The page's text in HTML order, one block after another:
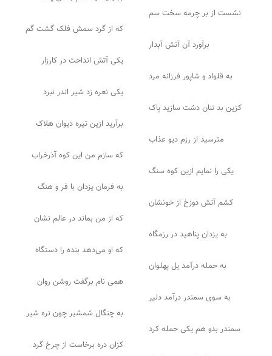
نشست از بر چرمه سخت سم
که از گرد سمش فلک گشت گم
برآورد آن آتش آبدار
یکی آتش انداخت در کارزار
به قلواد و شاپور فرزانه مرد
یکی نعره زد شیر اندر نبرد
کزین بد تنان دشت سازید پاک
برآرید ازین تیره دیوان هلاک
مترسید از رزم دیو عذاب
که سازم من این کوه آذرخراب
یکی را نمایم ازین کوه سنگ
به فرمان یزدان با فر و هنگ
کشم آتش دوزخ از خونشان
که از من بماند در عالم نشان
به یزدان پناهید در رزمگاه
که او می‌دهد بنده را دستگاه
به حمله درآمد یل پهلوان
همی نام برگفت روشن روان
به سوی سمندر درآمد دلیر
به چنگال شمشیر چون نره شیر
سمندر بدو هم یکی حمله کرد
کزان دره برخاست از چرخ گرد